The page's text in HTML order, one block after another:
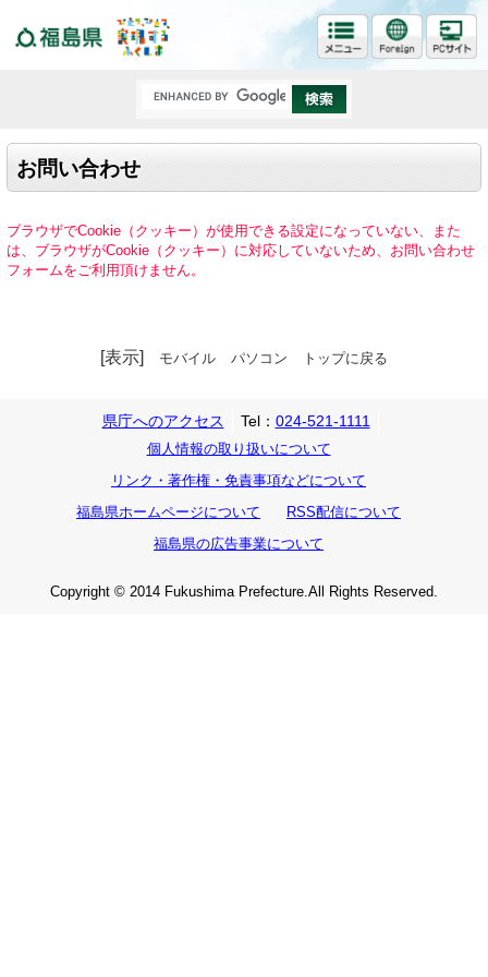
お問い合わせ
ブラウザでCookie（クッキー）が使用できる設定になっていない、また
は、ブラウザがCookie（クッキー）に対応していないため、お問い合わせ
フォームをご利用頂けません。
[表示] モバイル パソコン トップに戻る
県庁へのアクセス Tel： 024-521-1111
個人情報の取り扱いについて
リンク・著作権・免責事項などについて
福島県ホームページについて
RSS配信について
福島県の広告事業について
Copyright © 2014 Fukushima Prefecture.All Rights Reserved.